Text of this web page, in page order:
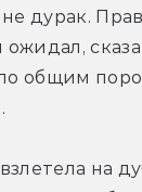
дурак.
общим
на